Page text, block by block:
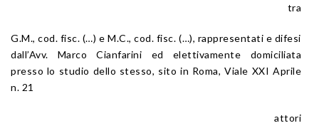
tra
G.M., cod. fisc. (…) e M.C., cod. fisc. (…), rappresentati e difesi
dall’Avv. Marco Cianfarini ed elettivamente domiciliata
presso lo studio dello stesso, sito in Roma, Viale XXI Aprile
n. 21
attori